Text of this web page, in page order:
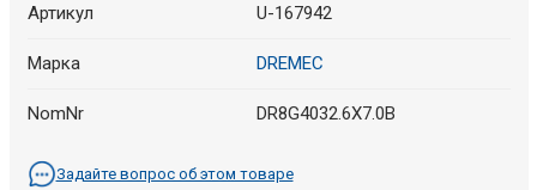
Артикул U-167942
Марка DREMEC
NomNr DR8G4032.6X7.0B
Задайте вопрос об этом товаре